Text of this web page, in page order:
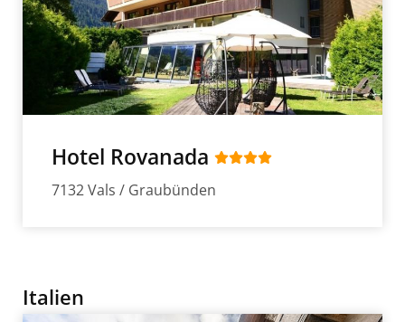
Hotel Rovanada
7132 Vals / Graubünden
Italien